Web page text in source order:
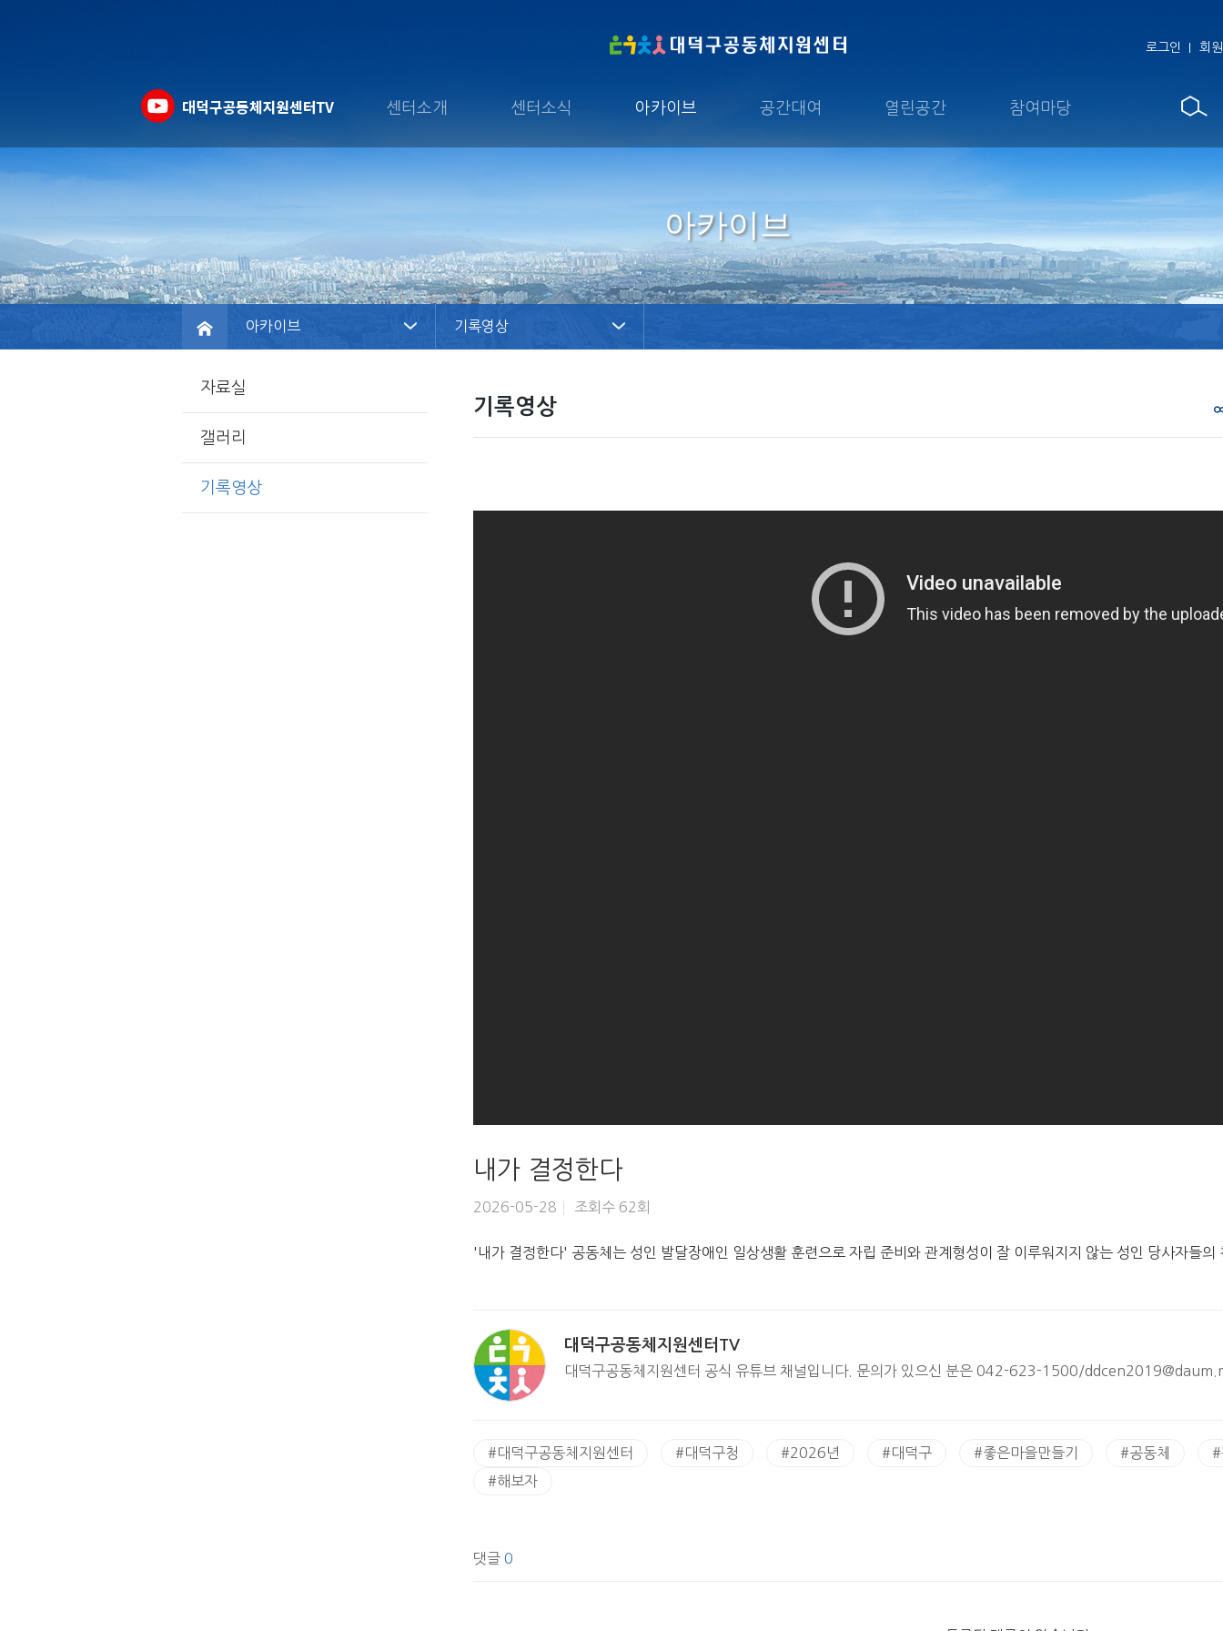
로그인 회
센터소개 센터소식 아카이브 공간대여 열린공간 참여마당
아카이브
아카이브 기록영상
자료실
갤러리
기록영상
기록영상
내가 결정한다
2026-05-28 조회수 62회
'내가 결정한다' 공동체는 성인 발달장애인 일상생활 훈련으로 자립 준비와 관계형성이 잘 이루워지지 않는 성인 당사자들
대덕구공동체지원센터TV
대덕구공동체지원센터 공식 유튜브 채널입니다. 문의가 있으신 분은 042-623-1500/
#대덕구공동체지원센터 #대덕구청 #2026년 #대덕구 #좋은마을만들기 #공동체 #
#해보자
댓글 0